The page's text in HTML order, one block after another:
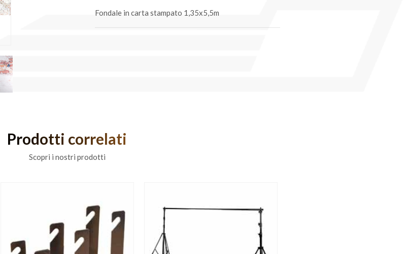
Fondale in carta stampato 1,35x5,5m
Prodotti correlati
Scopri i nostri prodotti